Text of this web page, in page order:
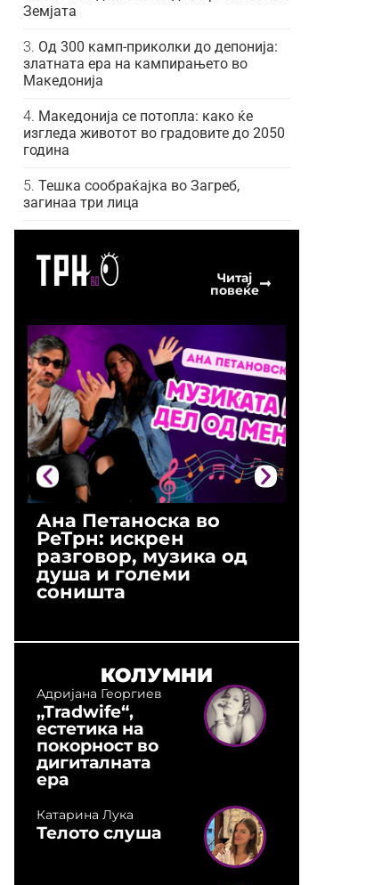
Земјата
Од 300 камп-приколки до депонија:
златната ера на кампирањето во
Македонија
Македонија се потопла: како ќе
изгледа животот во градовите до 2050
година
Тешка сообраќајка во Загреб,
загинаа три лица
Читај
повеќе
Ана Петаноска во
РеТрн: искрен
разговор, музика од
душа и големи
соништа
КОЛУМНИ
Адријана Георгиев
„Tradwife“,
естетика на
покорност во
дигиталната
ера
Катарина Лука
Телото слуша